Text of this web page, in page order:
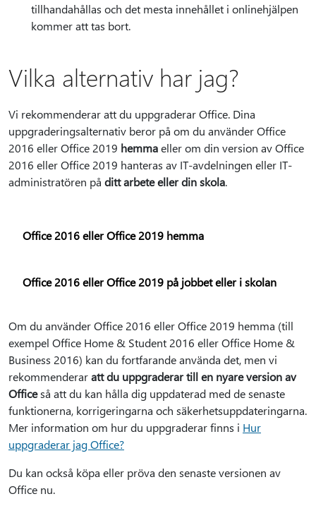
tillhandahållas och det mesta innehållet i onlinehjälpen
kommer att tas bort.
Vilka alternativ har jag?
Vi rekommenderar att du uppgraderar Office. Dina
uppgraderingsalternativ beror på om du använder Office
2016 eller Office 2019 hemmaeller om din version av Office
2016 eller Office 2019 hanteras av IT-avdelningen eller IT-
administratören på ditt arbete eller din skola.
Office 2016 eller Office 2019 hemma
Office 2016 eller Office 2019 på jobbet eller i skolan
Om du använder Office 2016 eller Office 2019 hemma (till
exempel Office Home & Student 2016 eller Office Home &
Business 2016) kan du fortfarande använda det, men vi
rekommenderaratt du uppgraderar till en nyare version av
Officeså att du kan hålla dig uppdaterad med de senaste
funktionerna, korrigeringarna och säkerhetsuppdateringarna.
Mer information om hur du uppgraderar finns i Hur
uppgraderar jag Office?
Du kan också köpa eller pröva den senaste versionen av
Office nu.